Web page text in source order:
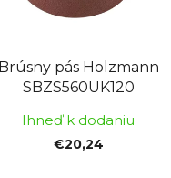
Brúsny pás Holzmann
SBZS560UK120
Ihneď k dodaniu
€20,24